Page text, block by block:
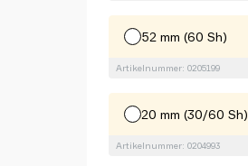
52 mm (60 Sh)
Artikelnummer: 0205199
20 mm (30/60 Sh)
Artikelnummer: 0204993